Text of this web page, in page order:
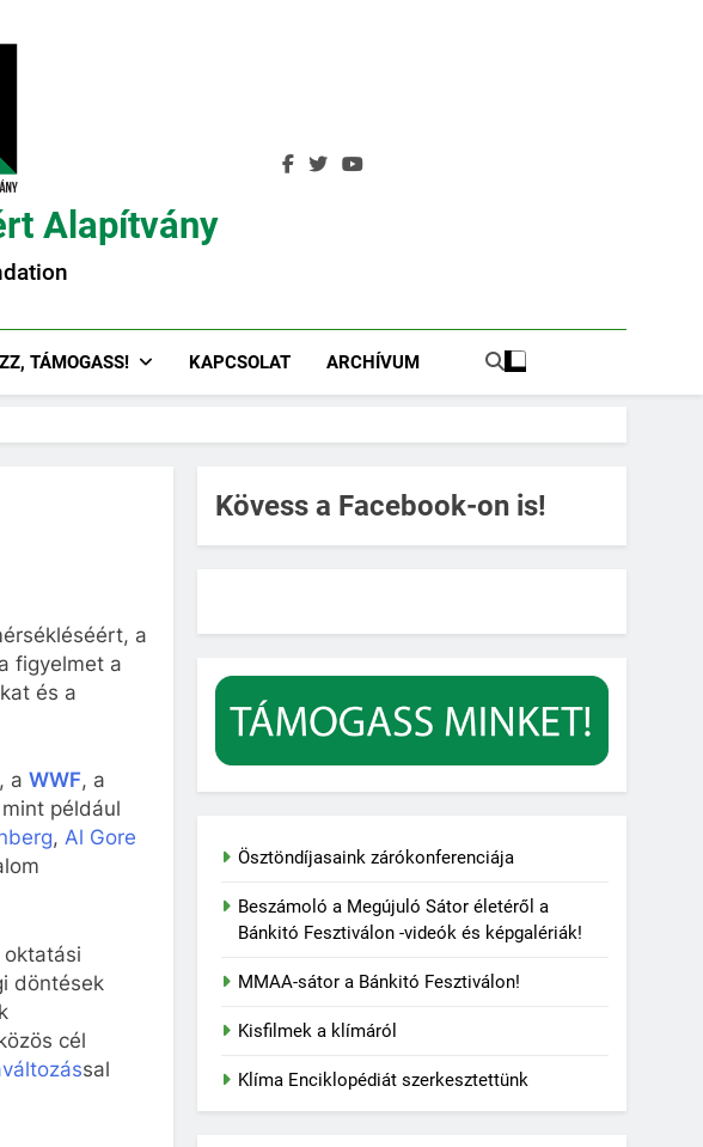
Alapítvány
TÁMOGASS! KAPCSOLAT ARCHÍVUM
a
figyelmet a
és a
, a WWF, a
például
, Al Gore
döntések
cél
sal
Kövess a Facebook-on is!
Ösztöndíjasaink zárókonferenciája
Beszámoló a Megújuló Sátor életéről a
Bánkitó Fesztiválon -videók és képgalériák!
MMAA-sátor a Bánkitó Fesztiválon!
Kisfilmek a klímáról
Klíma Enciklopédiát szerkesztettünk